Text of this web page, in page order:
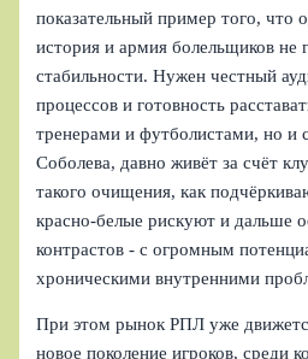
показательный пример того, что
история и армия болельщиков не
стабильности. Нужен честный
процессов и готовность
тренерами и футболистами, но и
Соболева, давно живёт за счёт
такого очищения, как
красно‑белые рискуют и дальше
контрастов - с огромным
хроническими внутренними
При этом рынок РПЛ уже
новое поколение игроков, среди